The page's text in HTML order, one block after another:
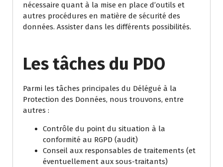
nécessaire quant à la mise en place d’outils et
autres procédures en matière de sécurité des
données. Assister dans les différents possibilités.
Les tâches du PDO
Parmi les tâches principales du Délégué à la
Protection des Données, nous trouvons, entre
autres :
Contrôle du point du situation à la
conformité au RGPD (audit)
Conseil aux responsables de traitements (et
éventuellement aux sous-traitants)